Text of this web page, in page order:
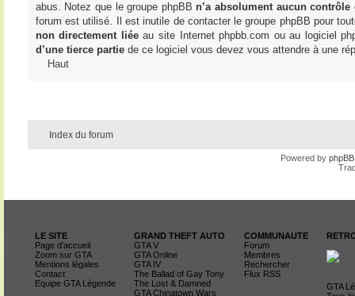
abus. Notez que le groupe phpBB n’a absolument aucun contrôle
forum est utilisé. Il est inutile de contacter le groupe phpBB pour
non directement liéeau site Internet phpbb.com ou au logiciel
d’une tierce partiede ce logiciel vous devez vous attendre à une
Haut
Index du forum
Powered by phpBB
LE SITE
Page d'accueil
Zoom sur GTA
Mentions légales
Contact
Equipe GTA Légende
GRAND THEFT AUTO
GTA V
GTA Online
GTA IV
The Ballad of Gay Tony
The Lost & Damned
GTA Chinatown Wars
COMMUNAUTE
Forum
Membres
Rechercher
Flux RSS
GTA